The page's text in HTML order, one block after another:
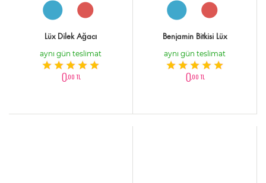
Lüx Dilek Ağacı
aynı gün teslimat
0,00 TL
Benjamin Bitkisi Lüx
aynı gün teslimat
0,00 TL